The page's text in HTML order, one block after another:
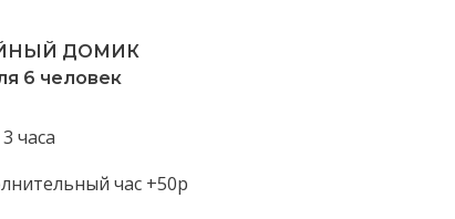
ДОМИК
6 человек
часа
час +50р